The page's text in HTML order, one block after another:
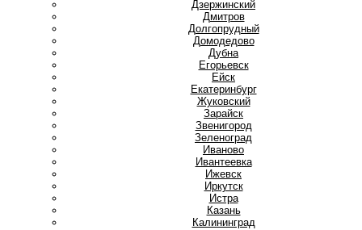
Дзержинский
Дмитров
Долгопрудный
Домодедово
Дубна
Егорьевск
Ейск
Екатеринбург
Жуковский
Зарайск
Звенигород
Зеленоград
Иваново
Ивантеевка
Ижевск
Иркутск
Истра
Казань
Калининград